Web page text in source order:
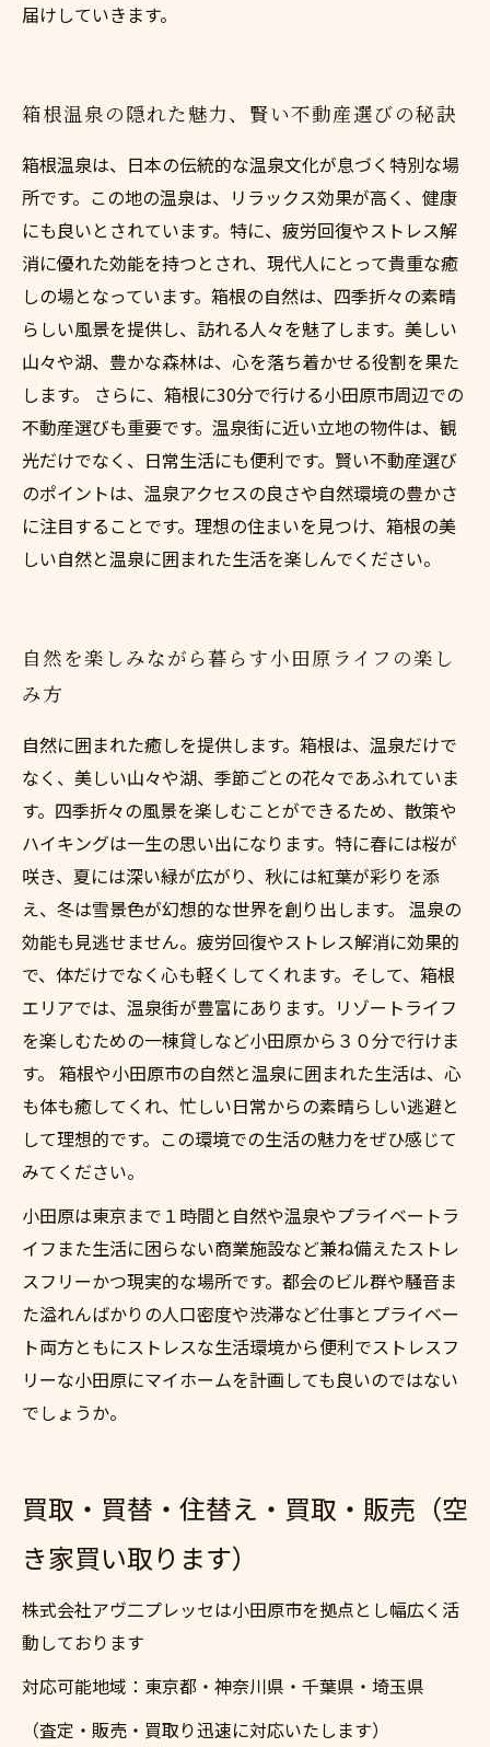
届けしていきます。
箱根温泉の隠れた魅力、賢い不動産選びの秘訣
箱根温泉は、日本の伝統的な温泉文化が息づく特別な場
所です。この地の温泉は、リラックス効果が高く、健康
にも良いとされています。特に、疲労回復やストレス解
消に優れた効能を持つとされ、現代人にとって貴重な癒
しの場となっています。箱根の自然は、四季折々の素晴
らしい風景を提供し、訪れる人々を魅了します。美しい
山々や湖、豊かな森林は、心を落ち着かせる役割を果た
します。 さらに、箱根に30分で行ける小田原市周辺での
不動産選びも重要です。温泉街に近い立地の物件は、観
光だけでなく、日常生活にも便利です。賢い不動産選び
のポイントは、温泉アクセスの良さや自然環境の豊かさ
に注目することです。理想の住まいを見つけ、箱根の美
しい自然と温泉に囲まれた生活を楽しんでください。
自然を楽しみながら暮らす小田原ライフの楽し
み方
自然に囲まれた癒しを提供します。箱根は、温泉だけで
なく、美しい山々や湖、季節ごとの花々であふれていま
す。四季折々の風景を楽しむことができるため、散策や
ハイキングは一生の思い出になります。特に春には桜が
咲き、夏には深い緑が広がり、秋には紅葉が彩りを添
え、冬は雪景色が幻想的な世界を創り出します。 温泉の
効能も見逃せません。疲労回復やストレス解消に効果的
で、体だけでなく心も軽くしてくれます。そして、箱根
エリアでは、温泉街が豊富にあります。リゾートライフ
を楽しむための一棟貸しなど小田原から３０分で行けま
す。 箱根や小田原市の自然と温泉に囲まれた生活は、心
も体も癒してくれ、忙しい日常からの素晴らしい逃避と
して理想的です。この環境での生活の魅力をぜひ感じて
みてください。
小田原は東京まで１時間と自然や温泉やプライベートラ
イフまた生活に困らない商業施設など兼ね備えたストレ
スフリーかつ現実的な場所です。都会のビル群や騒音ま
た溢れんばかりの人口密度や渋滞など仕事とプライベー
ト両方ともにストレスな生活環境から便利でストレスフ
リーな小田原にマイホームを計画しても良いのではない
でしょうか。
買取・買替・住替え・買取・販売（空
き家買い取ります）
株式会社アヴ二プレッセは小田原市を拠点とし幅広く活
動しております
対応可能地域：東京都・神奈川県・千葉県・埼玉県
（査定・販売・買取り迅速に対応いたします）